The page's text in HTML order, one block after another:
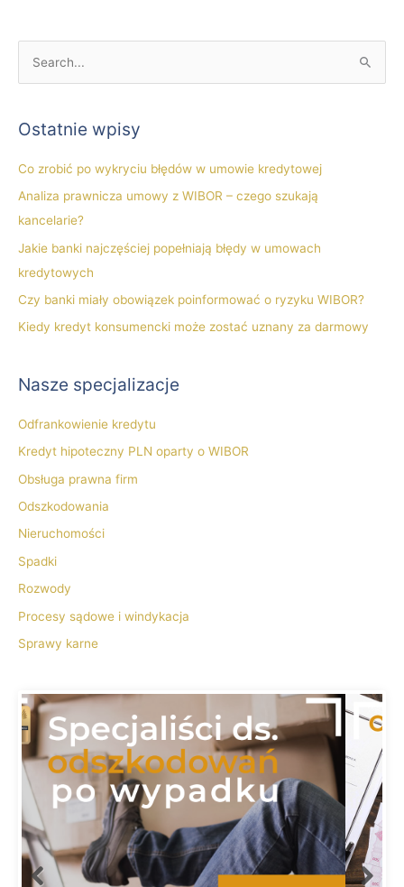
k
a
d
Ostatnie wpisy
Co zrobić po wykryciu błędów w umowie kredytowej
Analiza prawnicza umowy z WIBOR – czego szukają
kancelarie?
Jakie banki najczęściej popełniają błędy w umowach
kredytowych
Czy banki miały obowiązek poinformować o ryzyku WIBOR?
Kiedy kredyt konsumencki może zostać uznany za darmowy
Nasze specjalizacje
Odfrankowienie kredytu
Kredyt hipoteczny PLN oparty o WIBOR
Obsługa prawna firm
Odszkodowania
Nieruchomości
Spadki
Rozwody
Procesy sądowe i windykacja
Sprawy karne